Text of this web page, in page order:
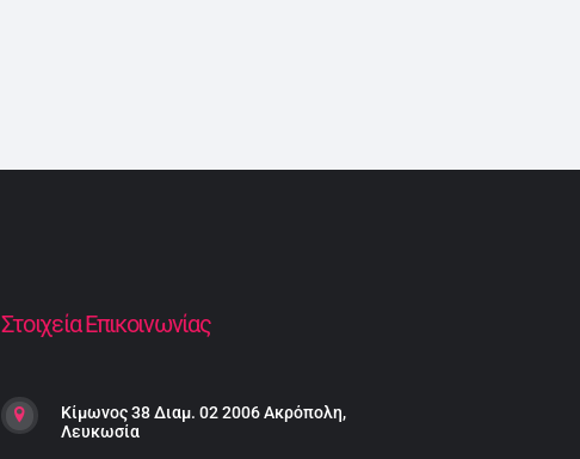
Στοιχεία Επικοινωνίας
Κίμωνος 38 Διαμ. 02 2006 Ακρόπολη,
Λευκωσία